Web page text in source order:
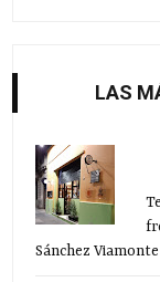
LAS
Sánchez Viamonte